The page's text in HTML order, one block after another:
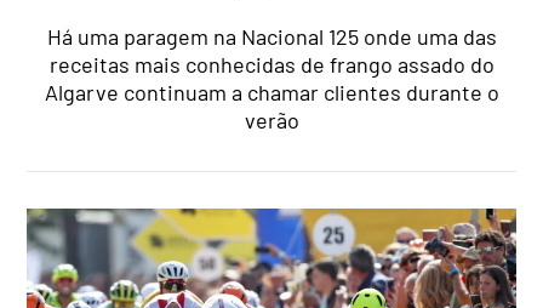
Há uma paragem na Nacional 125 onde uma das
receitas mais conhecidas de frango assado do
Algarve continuam a chamar clientes durante o
verão